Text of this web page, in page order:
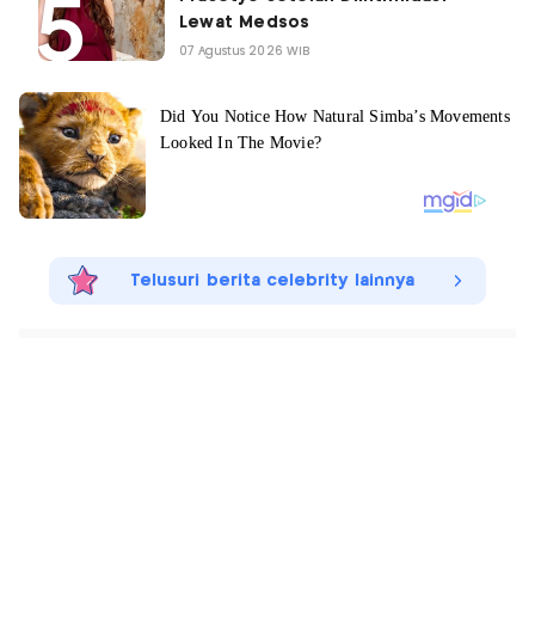
Lewat Medsos
07 Agustus 2026 WIB
Telusuri berita celebrity lainnya